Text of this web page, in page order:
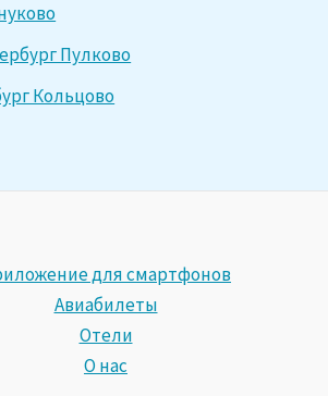
Пулково
Кольцово
для смартфонов
Авиабилеты
Отели
О нас